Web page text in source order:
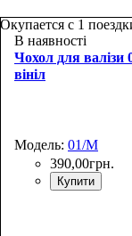
Окупается с 1
В наявності
Чохол для валізи
вініл
Модель: 01/M
390,00грн.
Купити